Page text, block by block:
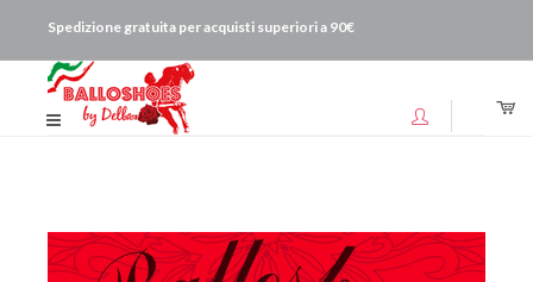
Spedizione gratuita per acquisti superiori a 90€